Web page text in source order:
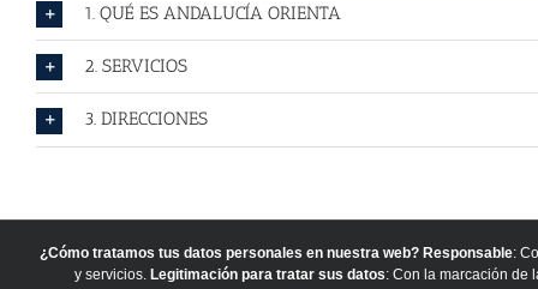
1. QUÉ ES ANDALUCÍA ORIENTA
2. SERVICIOS
3. DIRECCIONES
¿Cómo tratamos tus datos personales en nuestra web? Responsable:
y servicios. Legitimación para tratar sus datos: Con la marcación de